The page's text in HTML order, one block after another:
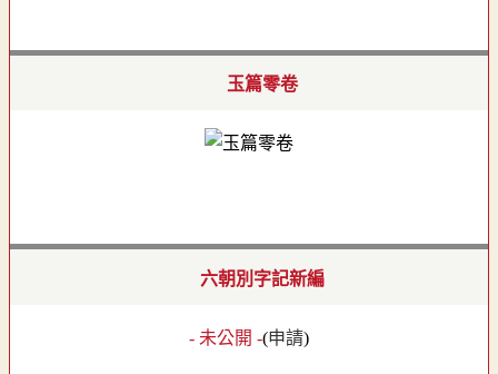
玉篇零卷
六朝別字記新編
- 未公開 -(申請)